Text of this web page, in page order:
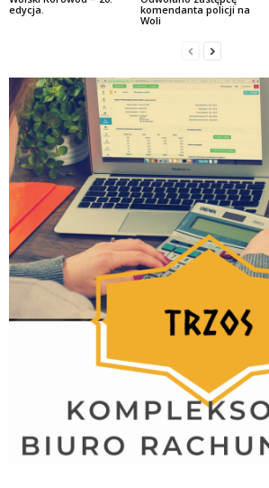
edycja.
komendanta policji na
Woli